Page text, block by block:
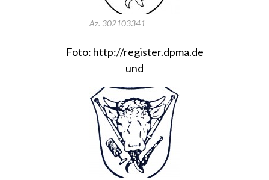
Az. 302103341
Foto: http://register.dpma.de
und